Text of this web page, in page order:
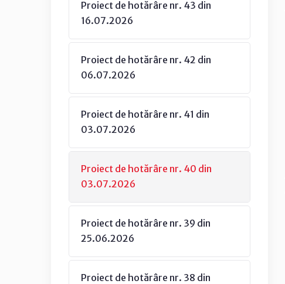
Proiect de hotărâre nr. 43 din
16.07.2026
Proiect de hotărâre nr. 42 din
06.07.2026
Proiect de hotărâre nr. 41 din
03.07.2026
Proiect de hotărâre nr. 40 din
03.07.2026
Proiect de hotărâre nr. 39 din
25.06.2026
Proiect de hotărâre nr. 38 din